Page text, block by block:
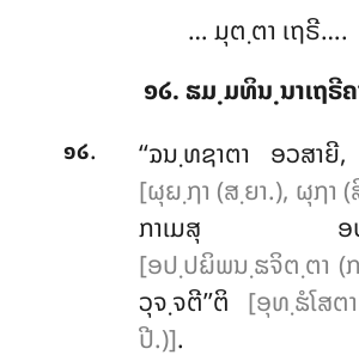
… ມຸຕ຺ຕາ ເຖຣີ….
໑໒. ຘມ຺ມທິນ຺ນາເຖຣີຄ
໑໒.
‘‘ຉນ຺ທຊາຕາ ອວສ
[ຜຸຏ຺ຐາ (ສ຺ຍາ.), ຜຸຐາ
ກາເມສຸ ອປ຺ປ
[ອປ຺ປຏິພນ຺ຘຈິຕ຺ຕາ (
ວຸຈ຺ຈຕີ’’ຕິ [ອຸທ຺ຘໍໂສ
ປີ.)].